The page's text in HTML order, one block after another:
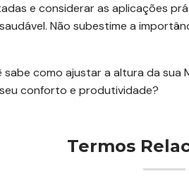
e considerar as aplicações
Não subestime a
como ajustar a altura da sua
conforto e produtividade?
Termos